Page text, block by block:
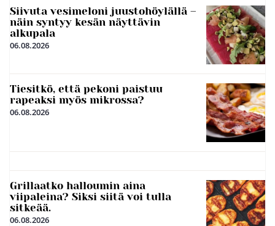
Siivuta vesimeloni juustohöylällä –
näin syntyy kesän näyttävin
alkupala
06.08.2026
Tiesitkö, että pekoni paistuu
rapeaksi myös mikrossa?
06.08.2026
Grillaatko halloumin aina
viipaleina? Siksi siitä voi tulla
sitkeää.
06.08.2026